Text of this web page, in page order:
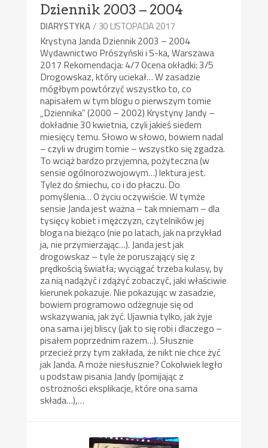
Dziennik 2003 – 2004
DIARYSTYKA/ 30 LISTOPADA 2017
Krystyna Janda Dziennik 2003 – 2004
Wydawnictwo Prószyński i S-ka, Warszawa
2017 Rekomendacja: 4/7 Ocena okładki: 3/5
Drogowskaz, który uciekał… W zasadzie
mógłbym powtórzyć wszystko to, co
napisałem w tym blogu o pierwszym tomie
„Dziennika” (2000 – 2002) Krystyny Jandy –
dokładnie 30 kwietnia, czyli jakieś siedem
miesięcy temu. Słowo w słowo, bowiem nadal
– czyli w drugim tomie – wszystko się zgadza.
To wciąż bardzo przyjemna, pożyteczna (w
sensie ogólnorozwojowym…) lektura jest.
Tyleż do śmiechu, co i do płaczu. Do
pomyślenia… O życiu oczywiście. W tymże
sensie Janda jest ważna – tak mniemam – dla
tysięcy kobiet i mężczyzn, czytelników jej
bloga na bieżąco (nie po latach, jak na przykład
ja, nie przymierzając…). Janda jest jak
drogowskaz – tyle że poruszający się z
prędkością światła; wyciągać trzeba kulasy, by
za nią nadążyć i zdążyć zobaczyć, jaki właściwie
kierunek pokazuje. Nie pokazując w zasadzie,
bowiem programowo odżegnuje się od
wskazywania, jak żyć. Ujawnia tylko, jak żyje
ona sama i jej bliscy (jak to się robi i dlaczego –
pisałem poprzednim razem…). Słusznie
przecież przy tym zakłada, że nikt nie chce żyć
jak Janda. A może niesłusznie? Cokolwiek legło
u podstaw pisania Jandy (pomijając z
ostrożności eksplikacje, które ona sama
składa…),…